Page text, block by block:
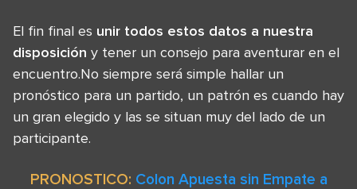
El fin final es unir todos estos datos a nuestra
disposición y tener un consejo para aventurar en el
encuentro.No siempre será simple hallar un
pronóstico para un partido, un patrón es cuando hay
un gran elegido y las se situan muy del lado de un
participante.
PRONOSTICO: Colon Apuesta sin Empate a